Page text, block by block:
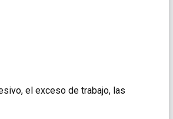
el exceso de trabajo, las